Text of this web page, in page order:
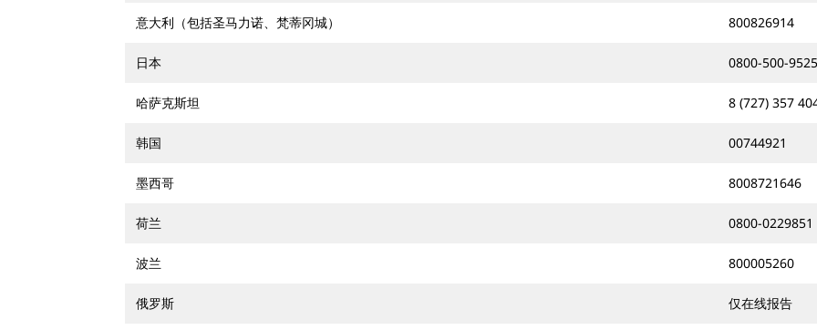
意大利（包括圣马力诺、梵蒂冈城） 800826914
日本 0800-500-9525
哈萨克斯坦 8 (727) 357
韩国 00744921
墨西哥 8008721646
荷兰 0800-0229851
波兰 800005260
俄罗斯 仅在线报告